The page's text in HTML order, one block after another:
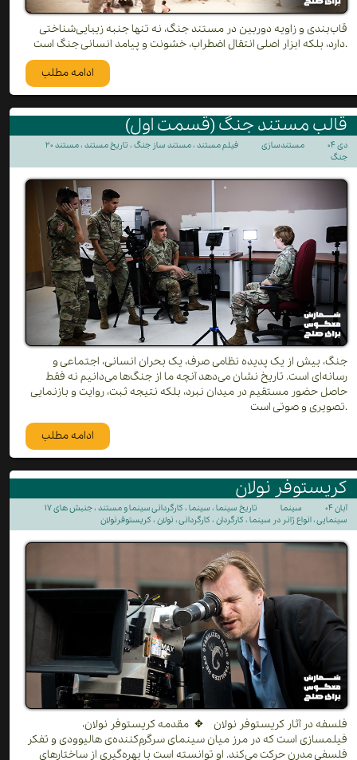
قاب‌بندی و زاویه دوربین در مستند جنگ، نه تنها جنبه زیبایی‌شناختی
دارد، بلکه ابزار اصلی انتقال اضطراب، خشونت و پیامد انسانی جنگ است.
ادامه مطلب
قالب مستند جنگ (قسمت اول)
۲۰ دی ۰۴ مستندسازی فیلم مستند ،مستند ساز جنگ ، تاریخ مستند ،مستند
جنگ
جنگ، بیش از یک پدیده نظامی صرف، یک بحران انسانی، اجتماعی و
رسانه‌ای است. تاریخ نشان می‌دهد آنچه ما از جنگ‌ها می‌دانیم نه فقط
حاصل حضور مستقیم در میدان نبرد، بلکه نتیجه ثبت، روایت و بازنمایی
تصویری و صوتی است.
ادامه مطلب
کریستوفر نولان
۱۷ آبان ۰۴ سینما تاریخ سینما ، سینما ، کارگردانی سینما و مستند ،جنبش های
سینمایی،انواع ژانر در سینما ، کارگردان ، کارگردانی، نولان ، کریستوفرنولان
فیلمسازی است که در مرز میان سینمای سرگرم‌کننده‌ی هالیوودی و تفکر
فلسفی مدرن حرکت می‌کند. او توانسته است با بهره‌گیری از ساختارهای